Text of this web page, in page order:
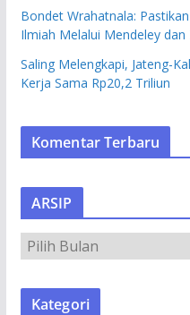
Bondet Wrahatnala:
Ilmiah Melalui Mendeley
Saling Melengkapi, Jateng-
Kerja Sama Rp20,2 Triliun
Komentar Terbaru
ARSIP
R
S
Kategori